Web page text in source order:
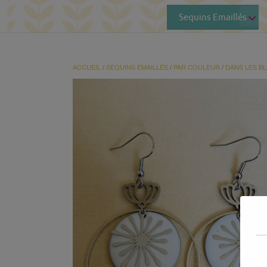
Sequins Emaillés
ACCUEIL /SEQUINS EMAILLÉS/ PAR COULEUR / DANS LES